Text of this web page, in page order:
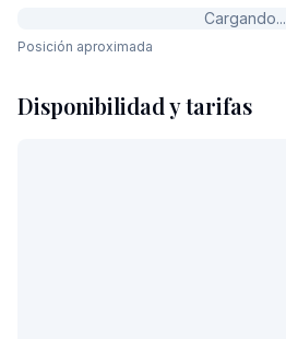
Cargando...
Posición aproximada
Disponibilidad y tarifas